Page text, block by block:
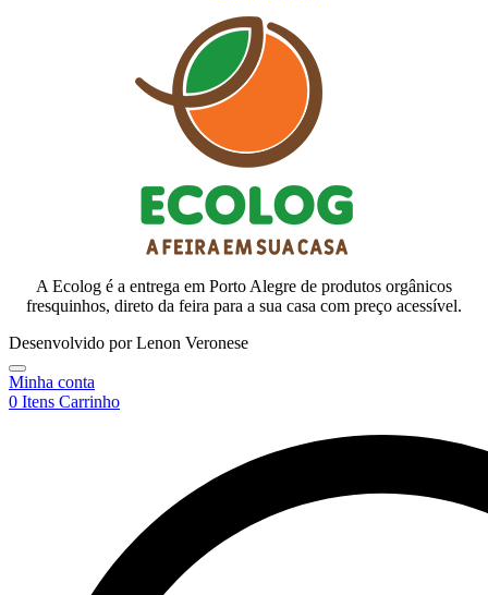
A Ecolog é a entrega em Porto Alegre de produtos orgânicos
fresquinhos, direto da feira para a sua casa com preço acessível.
Desenvolvido por Lenon Veronese
Minha conta
0 Itens Carrinho